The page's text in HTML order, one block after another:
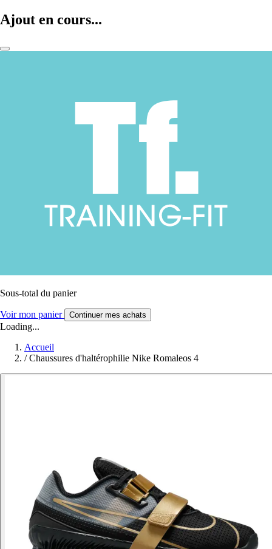
Ajout en cours...
Sous-total du panier
Voir mon panier Continuer mes achats
Loading...
Accueil
/ Chaussures d'haltérophilie Nike Romaleos 4